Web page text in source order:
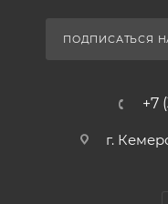
ПОДПИСАТЬСЯ
+7
г.